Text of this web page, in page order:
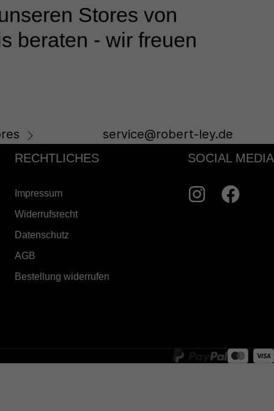
Stores von
beraten - wir freuen
service@robert-ley.de
RECHTLICHES
Impressum
Widerrufsrecht
Datenschutz
AGB
Bestellung widerrufen
SOCIAL MEDIA